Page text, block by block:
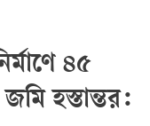
৪৫
হস্তান্তর: